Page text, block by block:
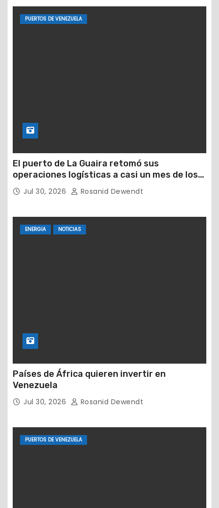
PUERTOS DE VENEZUELA
El puerto de La Guaira retomó sus
operaciones logísticas a casi un mes de los
devastadores terremotos
Jul 30, 2026 Rosanid Dewendt
ENERGIA NOTICIAS
Países de África quieren invertir en
Venezuela
Jul 30, 2026 Rosanid Dewendt
PUERTOS DE VENEZUELA